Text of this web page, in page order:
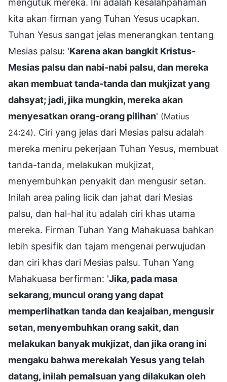
kita akan firman yang Tuhan Yesus ucapkan.
Tuhan Yesus sangat jelas menerangkan tentang
Mesias palsu: 'Karena akan bangkit Kristus-
Mesias palsu dan nabi-nabi palsu, dan mereka
akan membuat tanda-tanda dan mukjizat yang
dahsyat; jadi, jika mungkin, mereka akan
menyesatkan orang-orang pilihan' (Matius
24:24). Ciri yang jelas dari Mesias palsu adalah
mereka meniru pekerjaan Tuhan Yesus, membuat
tanda-tanda, melakukan mukjizat,
menyembuhkan penyakit dan mengusir setan.
Inilah area paling licik dan jahat dari Mesias
palsu, dan hal-hal itu adalah ciri khas utama
mereka. Firman Tuhan Yang Mahakuasa bahkan
lebih spesifik dan tajam mengenai perwujudan
dan ciri khas dari Mesias palsu. Tuhan Yang
Mahakuasa berfirman: 'Jika, pada masa
sekarang, muncul orang yang dapat
memperlihatkan tanda dan keajaiban, mengusir
setan, menyembuhkan orang sakit, dan
melakukan banyak mukjizat, dan jika orang ini
mengaku bahwa merekalah Yesus yang telah
datang, inilah pemalsuan yang dilakukan oleh